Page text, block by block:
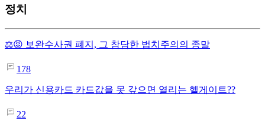
정치
⚖️😡 보완수사권 폐지, 그 참담한 법치주의의 종말
178
우리가 신용카드 카드값을 못 갚으면 열리는 헬게이트??
22